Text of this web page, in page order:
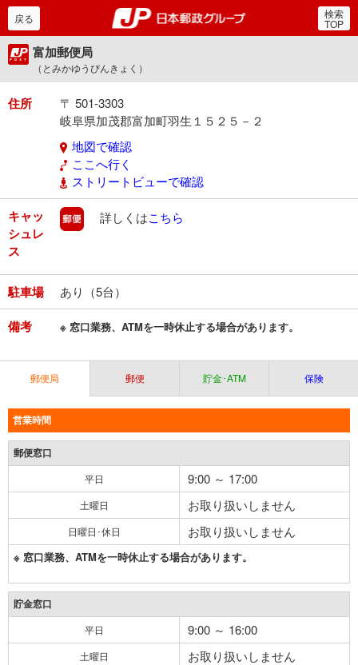
郵便局・日本郵政グルー
戻る 検索
TOP
富加郵便局
（とみかゆうびんきょく）
住所
〒 501-3303
岐阜県加茂郡富加町羽生１５２５－２
地図で確認
ここへ行く
ストリートビューで確認
キャッ
シュレ
ス
郵便
詳しくはこちら
駐車場 あり（5台）
備考 ※ 窓口業務、ATMを一時休止する場合があります。
郵便局 郵便 貯金･ATM 保険
営業時間
郵便窓口
平日 9:00 ～ 17:00
土曜日 お取り扱いしません
日曜日･休日 お取り扱いしません
※ 窓口業務、ATMを一時休止する場合があります。
貯金窓口
平日 9:00 ～ 16:00
土曜日 お取り扱いしません